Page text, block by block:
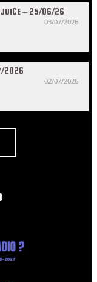
– 25/06/26
03/07/2026
2026
02/07/2026